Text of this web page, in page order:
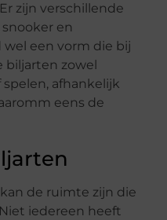
zijn verschillende
en
wel een vorm die bij
biljarten zowel
afhankelijk
eens de
de ruimte zijn die
iedereen heeft